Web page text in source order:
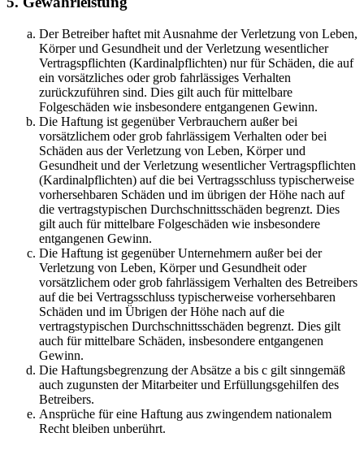
Der Betreiber haftet mit Ausnahme der Verletzung von Leben,
Körper und Gesundheit und der Verletzung wesentlicher
Vertragspflichten (Kardinalpflichten) nur für Schäden, die auf
ein vorsätzliches oder grob fahrlässiges Verhalten
zurückzuführen sind. Dies gilt auch für mittelbare
Folgeschäden wie insbesondere entgangenen Gewinn.
Die Haftung ist gegenüber Verbrauchern außer bei
vorsätzlichem oder grob fahrlässigem Verhalten oder bei
Schäden aus der Verletzung von Leben, Körper und
Gesundheit und der Verletzung wesentlicher Vertragspflichten
(Kardinalpflichten) auf die bei Vertragsschluss typischerweise
vorhersehbaren Schäden und im übrigen der Höhe nach auf
die vertragstypischen Durchschnittsschäden begrenzt. Dies
gilt auch für mittelbare Folgeschäden wie insbesondere
entgangenen Gewinn.
Die Haftung ist gegenüber Unternehmern außer bei der
Verletzung von Leben, Körper und Gesundheit oder
vorsätzlichem oder grob fahrlässigem Verhalten des Betreibers
auf die bei Vertragsschluss typischerweise vorhersehbaren
Schäden und im Übrigen der Höhe nach auf die
vertragstypischen Durchschnittsschäden begrenzt. Dies gilt
auch für mittelbare Schäden, insbesondere entgangenen
Gewinn.
Die Haftungsbegrenzung der Absätze a bis c gilt sinngemäß
auch zugunsten der Mitarbeiter und Erfüllungsgehilfen des
Betreibers.
Ansprüche für eine Haftung aus zwingendem nationalem
Recht bleiben unberührt.